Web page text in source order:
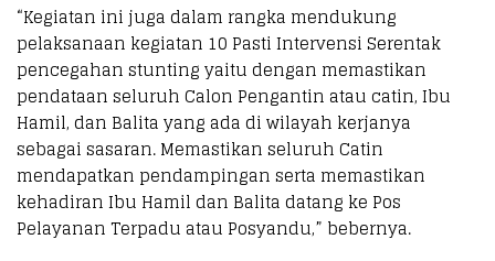
“Kegiatan ini juga dalam rangka mendukung
pelaksanaan kegiatan 10 Pasti Intervensi Serentak
pencegahan stunting yaitu dengan memastikan
pendataan seluruh Calon Pengantin atau catin, Ibu
Hamil, dan Balita yang ada di wilayah kerjanya
sebagai sasaran. Memastikan seluruh Catin
mendapatkan pendampingan serta memastikan
kehadiran Ibu Hamil dan Balita datang ke Pos
Pelayanan Terpadu atau Posyandu,” bebernya.